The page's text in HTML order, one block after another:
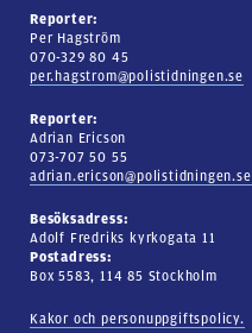
Reporter:
Per Hagström
070-329 80 45
per.hagstrom@polistidningen.se
Reporter:
Adrian Ericson
073-707 50 55
adrian.ericson@polistidningen.se
Besöksadress:
Adolf Fredriks kyrkogata 11
Postadress:
Box 5583, 114 85 Stockholm
Kakor och personuppgiftspolicy.